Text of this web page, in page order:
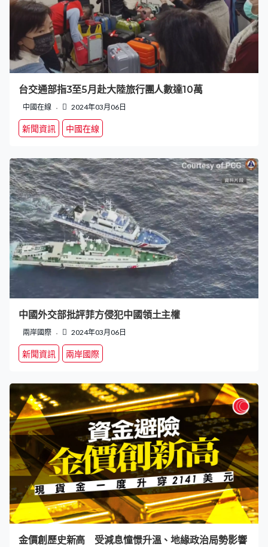
台交通部指3至5月赴大陸旅行團人數達10萬
中國在線 2024年03月06日
新聞資訊 中國在線
中國外交部批評菲方侵犯中國領土主權
兩岸國際 2024年03月06日
新聞資訊 兩岸國際
金價創歷史新高 受減息憧憬升溫、地緣政治局勢影響